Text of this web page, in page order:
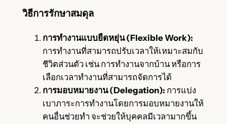
วิธีการรักษาสมดุล
การทำงานแบบยืดหยุ่น (Flexible Work):
การทำงานที่สามารถปรับเวลาให้เหมาะสมกับ
ชีวิตส่วนตัว เช่น การทำงานจากบ้าน หรือการ
เลือกเวลาทำงานที่สามารถจัดการได้
การมอบหมายงาน (Delegation): การแบ่ง
เบาภาระการทำงานโดยการมอบหมายงานให้
คนอื่นช่วยทำ จะช่วยให้บุคคลมีเวลามากขึ้น